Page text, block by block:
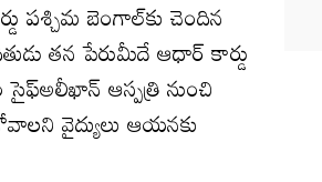
పశ్చిమ బెంగాల్‌కు చెందిన
తన పేరుమీదే ఆధార్‌ కార్డు
ఆస్పత్రి నుంచి
వైద్యులు ఆయనకు